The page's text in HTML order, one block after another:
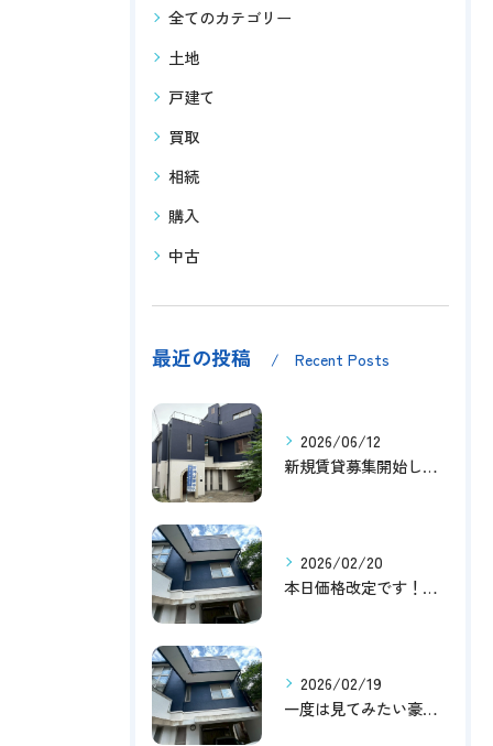
全てのカテゴリー
土地
戸建て
買取
相続
購入
中古
最近の投稿 Recent Posts
2026/06/12
新規賃貸募集開始しました！
2026/02/20
本日価格改定です！！このチャンスお見逃しなく！！！
2026/02/19
一度は見てみたい豪邸！！内覧受付中です～☆